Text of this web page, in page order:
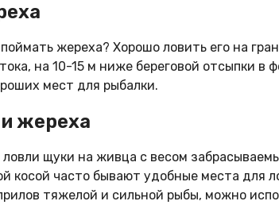
жереха? Хорошо ловить его на
на 10-15 м ниже береговой отсыпки
мест для рыбалки.
жереха
щуки на живца с весом
косой часто бывают удобные места для
тяжелой и сильной рыбы, можно